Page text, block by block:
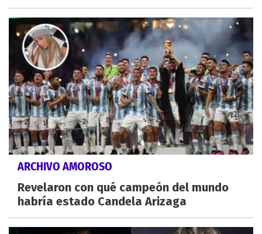
ARCHIVO AMOROSO
Revelaron con qué campeón del mundo
habría estado Candela Arizaga